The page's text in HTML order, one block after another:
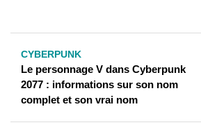
CYBERPUNK
Le personnage V dans Cyberpunk
2077 : informations sur son nom
complet et son vrai nom